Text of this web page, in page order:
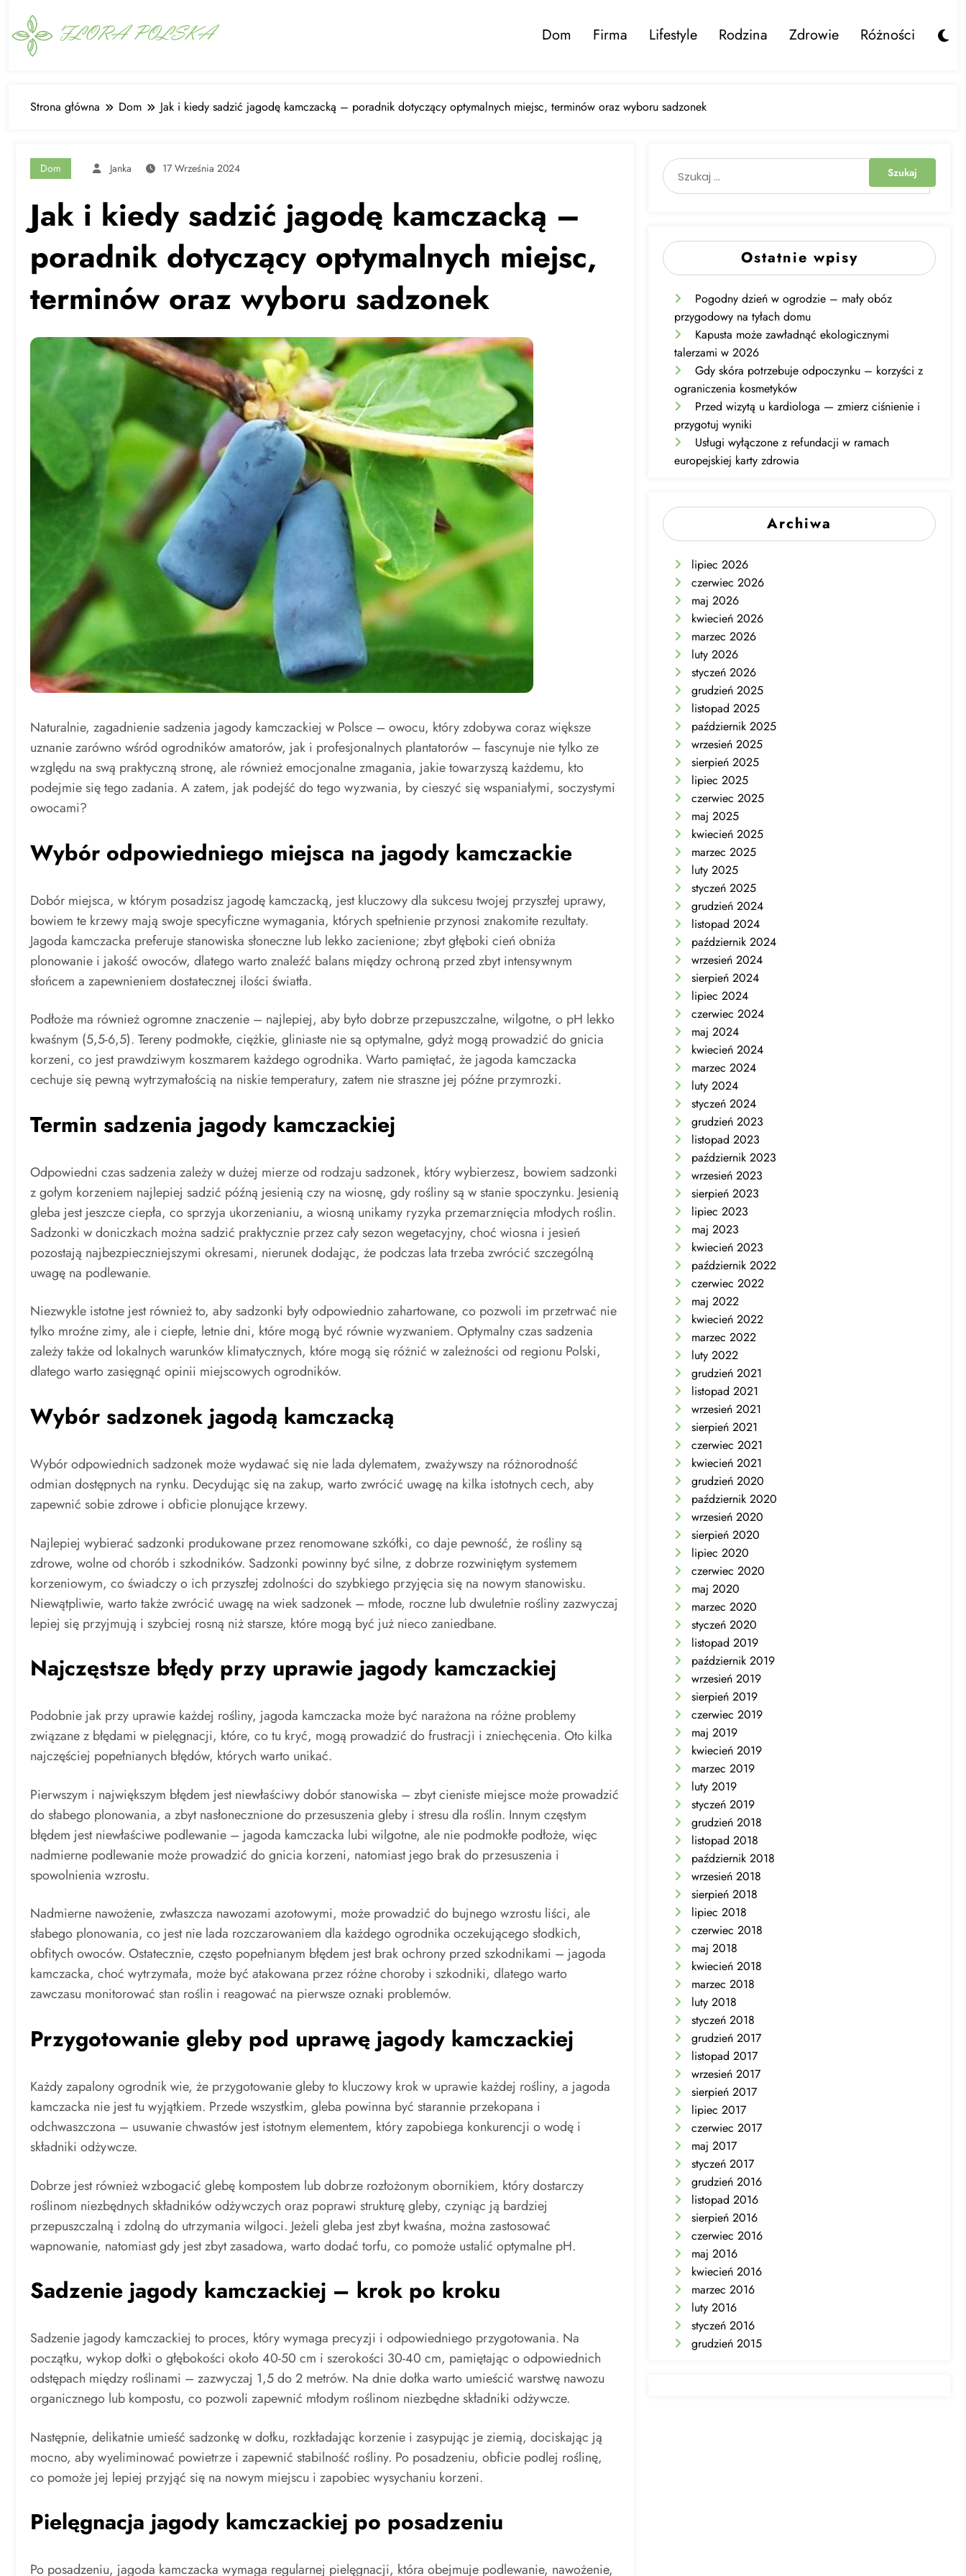
content
Dom Firma Lifestyle Rodzina Zdrowie Różności
Strona główna Dom Jak i kiedy sadzić jagodę kamczacką – poradnik dotyczący optymalnych miejsc, terminów oraz wyboru sadzonek
Dom Janka 17 Września 2024
Jak i kiedy sadzić jagodę kamczacką –
poradnik dotyczący optymalnych miejsc,
terminów oraz wyboru sadzonek
Naturalnie, zagadnienie sadzenia jagody kamczackiej w Polsce – owocu, który zdobywa coraz większe
uznanie zarówno wśród ogrodników amatorów, jak i profesjonalnych plantatorów – fascynuje nie tylko ze
względu na swą praktyczną stronę, ale również emocjonalne zmagania, jakie towarzyszą każdemu, kto
podejmie się tego zadania. A zatem, jak podejść do tego wyzwania, by cieszyć się wspaniałymi, soczystymi
owocami?
Wybór odpowiedniego miejsca na jagody kamczackie
Dobór miejsca, w którym posadzisz jagodę kamczacką, jest kluczowy dla sukcesu twojej przyszłej uprawy,
bowiem te krzewy mają swoje specyficzne wymagania, których spełnienie przynosi znakomite rezultaty.
Jagoda kamczacka preferuje stanowiska słoneczne lub lekko zacienione; zbyt głęboki cień obniża
plonowanie i jakość owoców, dlatego warto znaleźć balans między ochroną przed zbyt intensywnym
słońcem a zapewnieniem dostatecznej ilości światła.
Podłoże ma również ogromne znaczenie – najlepiej, aby było dobrze przepuszczalne, wilgotne, o pH lekko
kwaśnym (5,5-6,5). Tereny podmokłe, ciężkie, gliniaste nie są optymalne, gdyż mogą prowadzić do gnicia
korzeni, co jest prawdziwym koszmarem każdego ogrodnika. Warto pamiętać, że jagoda kamczacka
cechuje się pewną wytrzymałością na niskie temperatury, zatem nie straszne jej późne przymrozki.
Termin sadzenia jagody kamczackiej
Odpowiedni czas sadzenia zależy w dużej mierze od rodzaju sadzonek, który wybierzesz, bowiem sadzonki
z gołym korzeniem najlepiej sadzić późną jesienią czy na wiosnę, gdy rośliny są w stanie spoczynku. Jesienią
gleba jest jeszcze ciepła, co sprzyja ukorzenianiu, a wiosną unikamy ryzyka przemarznięcia młodych roślin.
Sadzonki w doniczkach można sadzić praktycznie przez cały sezon wegetacyjny, choć wiosna i jesień
pozostają najbezpieczniejszymi okresami, nierunek dodając, że podczas lata trzeba zwrócić szczególną
uwagę na podlewanie.
Niezwykle istotne jest również to, aby sadzonki były odpowiednio zahartowane, co pozwoli im przetrwać nie
tylko mroźne zimy, ale i ciepłe, letnie dni, które mogą być równie wyzwaniem. Optymalny czas sadzenia
zależy także od lokalnych warunków klimatycznych, które mogą się różnić w zależności od regionu Polski,
dlatego warto zasięgnąć opinii miejscowych ogrodników.
Wybór sadzonek jagodą kamczacką
Wybór odpowiednich sadzonek może wydawać się nie lada dylematem, zważywszy na różnorodność
odmian dostępnych na rynku. Decydując się na zakup, warto zwrócić uwagę na kilka istotnych cech, aby
zapewnić sobie zdrowe i obficie plonujące krzewy.
Najlepiej wybierać sadzonki produkowane przez renomowane szkółki, co daje pewność, że rośliny są
zdrowe, wolne od chorób i szkodników. Sadzonki powinny być silne, z dobrze rozwiniętym systemem
korzeniowym, co świadczy o ich przyszłej zdolności do szybkiego przyjęcia się na nowym stanowisku.
Niewątpliwie, warto także zwrócić uwagę na wiek sadzonek – młode, roczne lub dwuletnie rośliny zazwyczaj
lepiej się przyjmują i szybciej rosną niż starsze, które mogą być już nieco zaniedbane.
Najczęstsze błędy przy uprawie jagody kamczackiej
Podobnie jak przy uprawie każdej rośliny, jagoda kamczacka może być narażona na różne problemy
związane z błędami w pielęgnacji, które, co tu kryć, mogą prowadzić do frustracji i zniechęcenia. Oto kilka
najczęściej popełnianych błędów, których warto unikać.
Pierwszym i największym błędem jest niewłaściwy dobór stanowiska – zbyt cieniste miejsce może prowadzić
do słabego plonowania, a zbyt nasłonecznione do przesuszenia gleby i stresu dla roślin. Innym częstym
błędem jest niewłaściwe podlewanie – jagoda kamczacka lubi wilgotne, ale nie podmokłe podłoże, więc
nadmierne podlewanie może prowadzić do gnicia korzeni, natomiast jego brak do przesuszenia i
spowolnienia wzrostu.
Nadmierne nawożenie, zwłaszcza nawozami azotowymi, może prowadzić do bujnego wzrostu liści, ale
słabego plonowania, co jest nie lada rozczarowaniem dla każdego ogrodnika oczekującego słodkich,
obfitych owoców. Ostatecznie, często popełnianym błędem jest brak ochrony przed szkodnikami – jagoda
kamczacka, choć wytrzymała, może być atakowana przez różne choroby i szkodniki, dlatego warto
zawczasu monitorować stan roślin i reagować na pierwsze oznaki problemów.
Przygotowanie gleby pod uprawę jagody kamczackiej
Każdy zapalony ogrodnik wie, że przygotowanie gleby to kluczowy krok w uprawie każdej rośliny, a jagoda
kamczacka nie jest tu wyjątkiem. Przede wszystkim, gleba powinna być starannie przekopana i
odchwaszczona – usuwanie chwastów jest istotnym elementem, który zapobiega konkurencji o wodę i
składniki odżywcze.
Dobrze jest również wzbogacić glebę kompostem lub dobrze rozłożonym obornikiem, który dostarczy
roślinom niezbędnych składników odżywczych oraz poprawi strukturę gleby, czyniąc ją bardziej
przepuszczalną i zdolną do utrzymania wilgoci. Jeżeli gleba jest zbyt kwaśna, można zastosować
wapnowanie, natomiast gdy jest zbyt zasadowa, warto dodać torfu, co pomoże ustalić optymalne pH.
Sadzenie jagody kamczackiej – krok po kroku
Sadzenie jagody kamczackiej to proces, który wymaga precyzji i odpowiedniego przygotowania. Na
początku, wykop dołki o głębokości około 40-50 cm i szerokości 30-40 cm, pamiętając o odpowiednich
odstępach między roślinami – zazwyczaj 1,5 do 2 metrów. Na dnie dołka warto umieścić warstwę nawozu
organicznego lub kompostu, co pozwoli zapewnić młodym roślinom niezbędne składniki odżywcze.
Następnie, delikatnie umieść sadzonkę w dołku, rozkładając korzenie i zasypując je ziemią, dociskając ją
mocno, aby wyeliminować powietrze i zapewnić stabilność rośliny. Po posadzeniu, obficie podlej roślinę,
co pomoże jej lepiej przyjąć się na nowym miejscu i zapobiec wysychaniu korzeni.
Pielęgnacja jagody kamczackiej po posadzeniu
Po posadzeniu, jagoda kamczacka wymaga regularnej pielęgnacji, która obejmuje podlewanie, nawożenie,
Ostatnie wpisy
Pogodny dzień w ogrodzie – mały obóz
przygodowy na tyłach domu
Kapusta może zawładnąć ekologicznymi
talerzami w 2026
Gdy skóra potrzebuje odpoczynku – korzyści z
ograniczenia kosmetyków
Przed wizytą u kardiologa — zmierz ciśnienie i
przygotuj wyniki
Usługi wyłączone z refundacji w ramach
europejskiej karty zdrowia
Archiwa
lipiec 2026
czerwiec 2026
maj 2026
kwiecień 2026
marzec 2026
luty 2026
styczeń 2026
grudzień 2025
listopad 2025
październik 2025
wrzesień 2025
sierpień 2025
lipiec 2025
czerwiec 2025
maj 2025
kwiecień 2025
marzec 2025
luty 2025
styczeń 2025
grudzień 2024
listopad 2024
październik 2024
wrzesień 2024
sierpień 2024
lipiec 2024
czerwiec 2024
maj 2024
kwiecień 2024
marzec 2024
luty 2024
styczeń 2024
grudzień 2023
listopad 2023
październik 2023
wrzesień 2023
sierpień 2023
lipiec 2023
maj 2023
kwiecień 2023
październik 2022
czerwiec 2022
maj 2022
kwiecień 2022
marzec 2022
luty 2022
grudzień 2021
listopad 2021
wrzesień 2021
sierpień 2021
czerwiec 2021
kwiecień 2021
grudzień 2020
październik 2020
wrzesień 2020
sierpień 2020
lipiec 2020
czerwiec 2020
maj 2020
marzec 2020
styczeń 2020
listopad 2019
październik 2019
wrzesień 2019
sierpień 2019
czerwiec 2019
maj 2019
kwiecień 2019
marzec 2019
luty 2019
styczeń 2019
grudzień 2018
listopad 2018
październik 2018
wrzesień 2018
sierpień 2018
lipiec 2018
czerwiec 2018
maj 2018
kwiecień 2018
marzec 2018
luty 2018
styczeń 2018
grudzień 2017
listopad 2017
wrzesień 2017
sierpień 2017
lipiec 2017
czerwiec 2017
maj 2017
styczeń 2017
grudzień 2016
listopad 2016
sierpień 2016
czerwiec 2016
maj 2016
kwiecień 2016
marzec 2016
luty 2016
styczeń 2016
grudzień 2015